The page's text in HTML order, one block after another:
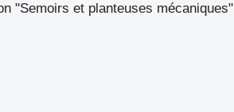
"Semoirs et planteuses mécaniques"